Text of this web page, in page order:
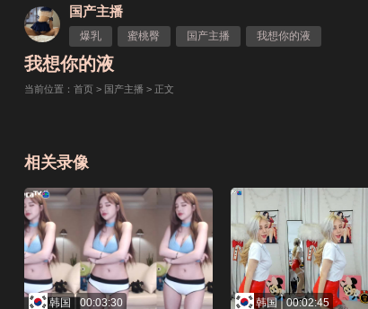
国产主播
爆乳 蜜桃臀 国产主播 我想你的液
我想你的液
当前位置： 首页 > 国产主播 > 正文
相关录像
韩国 00:03:30 韩国 00:02:45